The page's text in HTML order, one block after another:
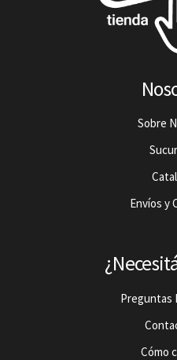
Sobre
Envíos y
Preguntas
Cómo